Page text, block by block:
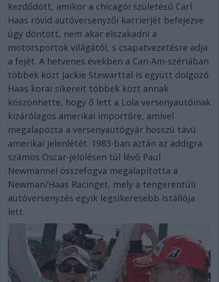
kezdődött, amikor a chicagói születésű Carl
Haas rövid autóversenyzői karrierjét befejezve
úgy döntött, nem akar elszakadni a
motorsportok világától, s csapatvezetésre adja
a fejét. A hetvenes években a Can-Am-szériában
többek közt Jackie Stewarttal is együtt dolgozó
Haas korai sikereit többek közt annak
köszönhette, hogy ő lett a Lola versenyautóinak
kizárólagos amerikai importőre, amivel
megalapozta a versenyautógyár hosszú távú
amerikai jelenlétét. 1983-ban aztán az addigra
számos Oscar-jelölésen túl lévő Paul
Newmannel összefogva megalapította a
Newman/Haas Racinget, mely a tengerentúli
autóversenyzés egyik legsikeresebb istállója
lett.